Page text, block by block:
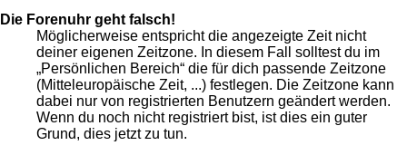
Die Forenuhr geht falsch!
Möglicherweise entspricht die angezeigte Zeit nicht
deiner eigenen Zeitzone. In diesem Fall solltest du im
„Persönlichen Bereich“ die für dich passende Zeitzone
(Mitteleuropäische Zeit, ...) festlegen. Die Zeitzone kann
dabei nur von registrierten Benutzern geändert werden.
Wenn du noch nicht registriert bist, ist dies ein guter
Grund, dies jetzt zu tun.